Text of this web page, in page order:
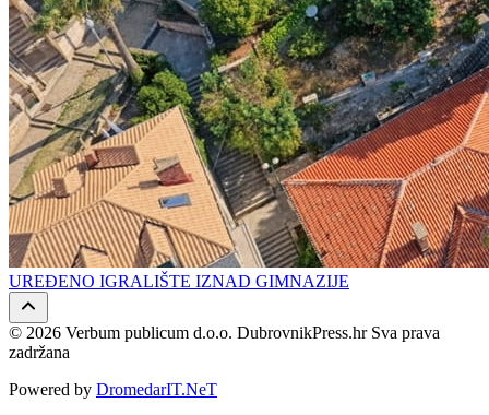
UREĐENO IGRALIŠTE IZNAD GIMNAZIJE
© 2026 Verbum publicum d.o.o. DubrovnikPress.hr Sva prava
zadržana
Powered by DromedarIT.NeT